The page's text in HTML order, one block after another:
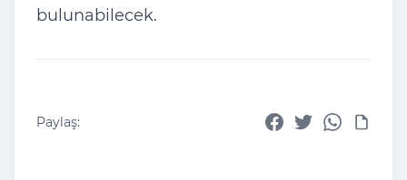
bulunabilecek.
Paylaş: